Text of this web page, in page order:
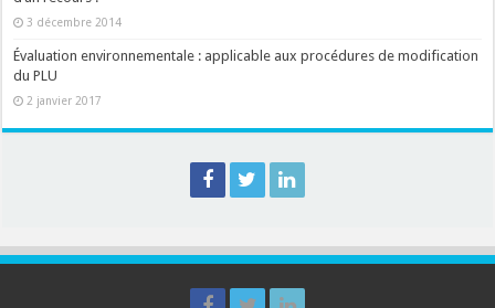
3 décembre 2014
Évaluation environnementale : applicable aux procédures de modification
du PLU
2 janvier 2017